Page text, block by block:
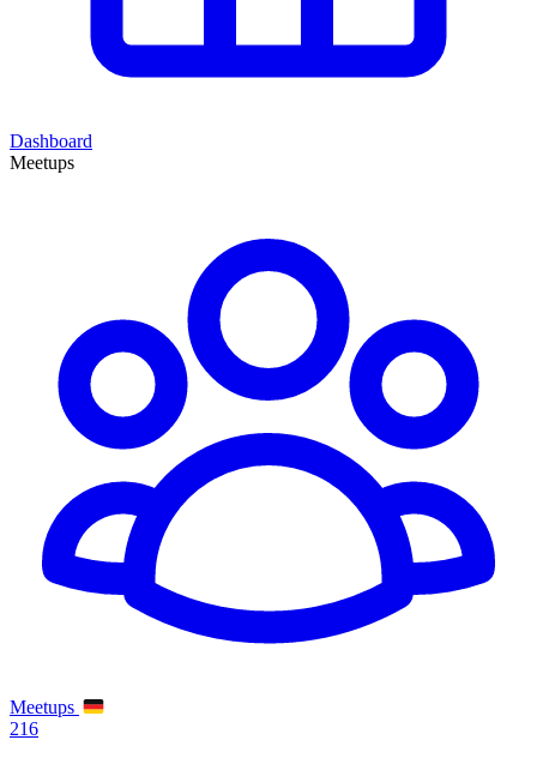
Dashboard
Meetups
Meetups
216